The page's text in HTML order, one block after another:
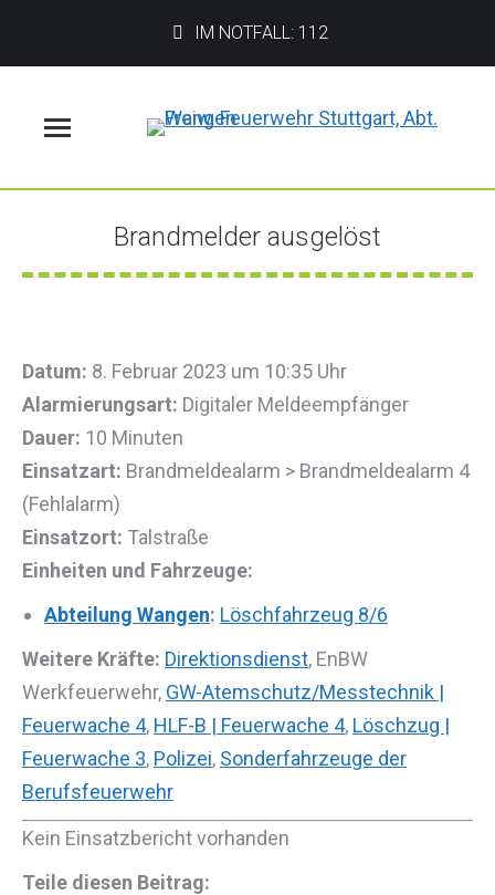
IM NOTFALL: 112
Brandmelder ausgelöst
Sie befinden sich hier:
Datum: 8. Februar 2023 um 10:35 Uhr
Alarmierungsart: Digitaler Meldeempfänger
Dauer: 10 Minuten
Einsatzart: Brandmeldealarm > Brandmeldealarm 4
(Fehlalarm)
Einsatzort: Talstraße
Einheiten und Fahrzeuge:
Abteilung Wangen: Löschfahrzeug 8/6
Weitere Kräfte: Direktionsdienst, EnBW
Werkfeuerwehr, GW-Atemschutz/Messtechnik |
Feuerwache 4, HLF-B | Feuerwache 4, Löschzug |
Feuerwache 3, Polizei, Sonderfahrzeuge der
Berufsfeuerwehr
Kein Einsatzbericht vorhanden
Teile diesen Beitrag: